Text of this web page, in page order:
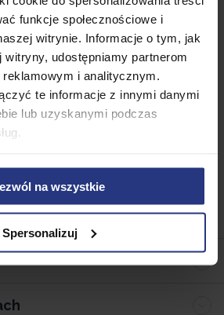
funkcje społecznościowe i
witrynie. Informacje o tym, jak
udostępniamy partnerom
i analitycznym.
te informacje z innymi danymi
lub uzyskanymi podczas
na wszystkie
Spersonalizuj